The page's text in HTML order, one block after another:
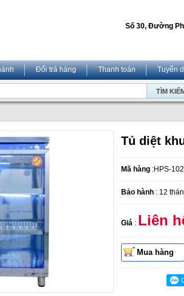
Số 30, Đường
Đổi trả hàng Thanh toán Tuyển
Tủ diệt
Mã hàng :HPS-
Bảo hành : 12
Giá : Liên
Mua hàng